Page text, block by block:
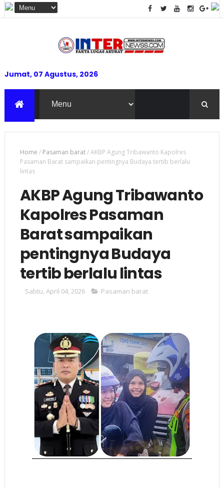
Jumat, 07 Agustus, 2026
Home / Pasaman barat/AKBP Agung Tribawanto Kapolres
Pasaman Barat sampaikan pentingnya Budaya tertib berlalu
lintas
AKBP Agung Tribawanto
Kapolres Pasaman
Barat sampaikan
pentingnya Budaya
tertib berlalu lintas
Sabtu, April 04, 2026 Pasaman barat